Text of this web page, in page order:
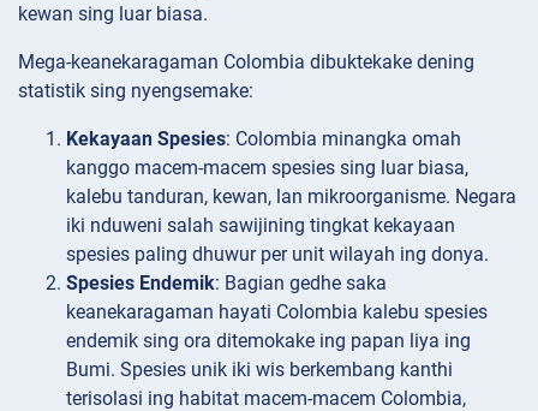
kewan sing luar biasa.
Mega-keanekaragaman Colombia dibuktekake dening
statistik sing nyengsemake:
Kekayaan Spesies: Colombia minangka omah
kanggo macem-macem spesies sing luar biasa,
kalebu tanduran, kewan, lan mikroorganisme. Negara
iki nduweni salah sawijining tingkat kekayaan
spesies paling dhuwur per unit wilayah ing donya.
Spesies Endemik: Bagian gedhe saka
keanekaragaman hayati Colombia kalebu spesies
endemik sing ora ditemokake ing papan liya ing
Bumi. Spesies unik iki wis berkembang kanthi
terisolasi ing habitat macem-macem Colombia,